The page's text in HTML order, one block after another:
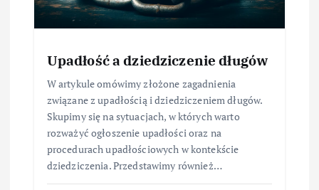
Upadłość a dziedziczenie długów
W artykule omówimy złożone zagadnienia
związane z upadłością i dziedziczeniem długów.
Skupimy się na sytuacjach, w których warto
rozważyć ogłoszenie upadłości oraz na
procedurach upadłościowych w kontekście
dziedziczenia. Przedstawimy również…